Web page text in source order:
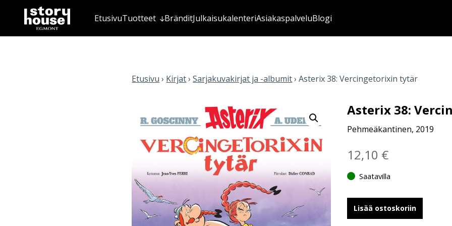
EtusivuTuotteet BränditJulkaisukalenteriAsiakaspalveluBlogi
Etusivu › Kirjat›Sarjakuvakirjat ja -albumit›Asterix 38: Vercingetorixin tytär
Asterix 38:
Pehmeäkantinen, 2019
12,10 €
Saatavilla
Lisää ostoskoriin